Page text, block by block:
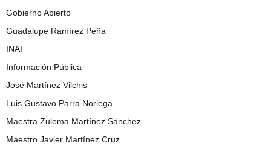
Gobierno Abierto
Guadalupe Ramírez Peña
INAI
Información Pública
José Martínez Vilchis
Luis Gustavo Parra Noriega
Maestra Zulema Martínez Sánchez
Maestro Javier Martínez Cruz